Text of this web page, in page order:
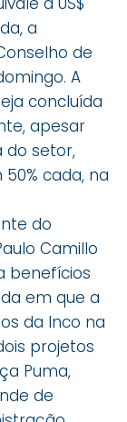
a
de
A
concluída
apesar
do setor,
50% cada, na
do
Camillo
benefícios
em que a
da Inco na
projetos
Puma,
de